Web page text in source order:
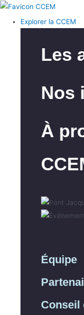
Explorer la CCEM
Les
Nos
À
Équipe
Conseil